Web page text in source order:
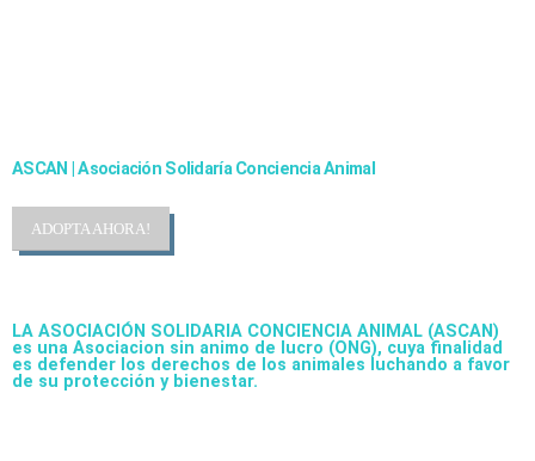
ASCAN | Asociación Solidaría Conciencia Animal
ADOPTA AHORA!
LA ASOCIACIÓN SOLIDARIA CONCIENCIA ANIMAL (ASCAN)
es una Asociacion sin animo de lucro (ONG), cuya finalidad
es defender los derechos de los animales luchando a favor
de su protección y bienestar.